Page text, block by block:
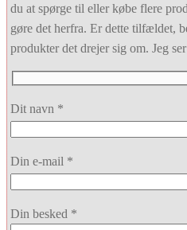
du at spørge til eller købe flere
gøre det herfra. Er dette tilfældet,
produkter det drejer sig om. Jeg
Dit navn *
Din e-mail *
Din besked *